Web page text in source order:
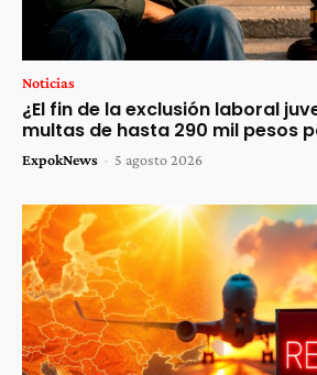
Noticias
¿El fin de la exclusión laboral
multas de hasta 290 mil pesos
ExpokNews - 5 agosto 2026